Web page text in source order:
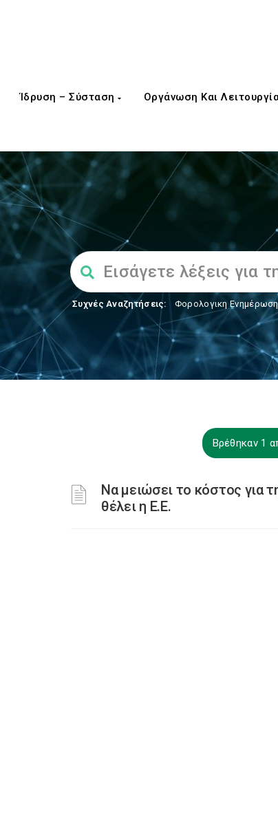
Ίδρυση – Σύσταση Οργάνωση Και
Συχνές Αναζητήσεις: Φορολογικη Ενημέρωση
Βρέθηκαν 1
Να μειώσει το κόστος για
θέλει η Ε.Ε.